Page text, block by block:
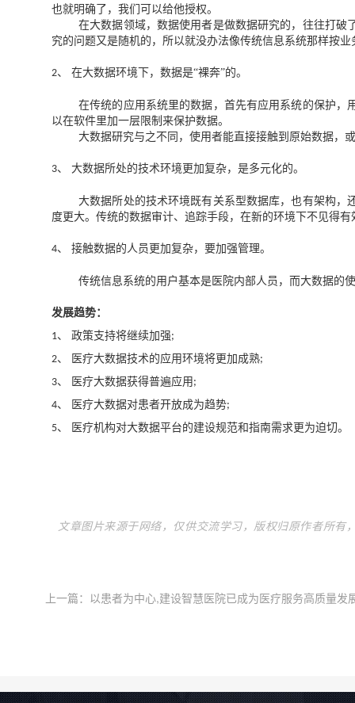
也就明确了，我们可以给他授权。
在大数据领域，数据使用者是做数据研究的，往往打
究的问题又是随机的，所以就没办法像传统信息系统那样按
2、 在大数据环境下，数据是“裸奔”的。
在传统的应用系统里的数据，首先有应用系统的保护
以在软件里加一层限制来保护数据。
大数据研究与之不同，使用者能直接接触到原始数据，
3、 大数据所处的技术环境更加复杂，是多元化的。
大数据所处的技术环境既有关系型数据库，也有架构
度更大。传统的数据审计、追踪手段，在新的环境下不见得有
4、 接触数据的人员更加复杂，要加强管理。
传统信息系统的用户基本是医院内部人员，而大数据的
发展趋势：
1、 政策支持将继续加强;
2、 医疗大数据技术的应用环境将更加成熟;
3、 医疗大数据获得普遍应用 ;
4、 医疗大数据对患者开放成为趋势;
5、 医疗机构对大数据平台的建设规范和指南需求更为迫切。
文章图片来源于网络，仅供交流学习，版权归原作者所有
上一篇： 以患者为中心,建设智慧医院已成为医疗服务高质量发